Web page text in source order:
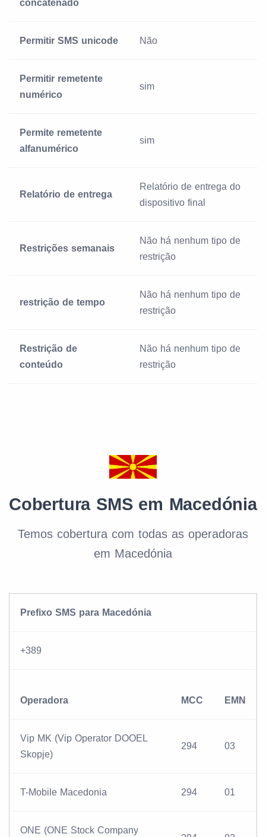
concatenado
Permitir SMS unicode Não
Permitir remetente
numérico
sim
Permite remetente
alfanumérico
sim
Relatório de entrega
Relatório de entrega do
dispositivo final
Restrições semanais
Não há nenhum tipo de
restrição
restrição de tempo
Não há nenhum tipo de
restrição
Restrição de
conteúdo
Não há nenhum tipo de
restrição
Cobertura SMS em Macedónia
Temos cobertura com todas as operadoras
em Macedónia
Prefixo SMS para Macedónia
+389
Operadora MCC EMN
Vip MK (Vip Operator DOOEL
Skopje)
294 03
T-Mobile Macedonia 294 01
ONE (ONE Stock Company